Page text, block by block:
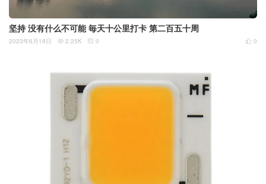
坚持 没有什么不可能 毎天十公里打卡 第二百五十周
 0
2023年6月18日  2.25K  0